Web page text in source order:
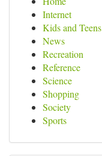
Internet
Kids and Teens
News
Recreation
Reference
Science
Shopping
Society
Sports